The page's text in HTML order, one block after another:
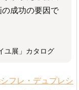
成功の要因で
ユ展」カタログ
フレ・デュプレシ